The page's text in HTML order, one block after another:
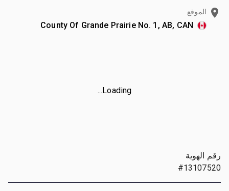
الموقع
County Of Grande Prairie No. 1, AB, CAN
Loading...
رقم الهوية
#13107520